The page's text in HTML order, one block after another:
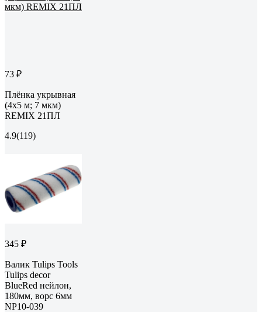
73 ₽
Плёнка укрывная
(4х5 м; 7 мкм)
REMIX 21ПЛ
4.9(119)
345 ₽
Валик Tulips Tools
Tulips decor
BlueRed нейлон,
180мм, ворс 6мм
NP10-039